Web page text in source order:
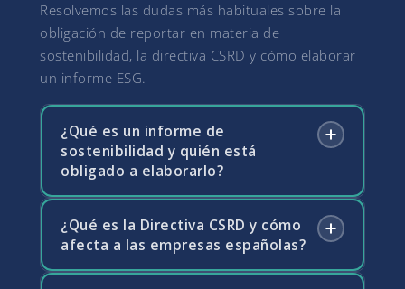
Resolvemos las dudas más habituales sobre la
obligación de reportar en materia de
sostenibilidad, la directiva CSRD y cómo elaborar
un informe ESG.
¿Qué es un informe de
sostenibilidad y quién está
obligado a elaborarlo?
Un informe de sostenibilidad es el
documento en el que una empresa divulga
información sobre su impacto ambiental,
¿Qué es la Directiva CSRD y cómo
afecta a las empresas españolas?